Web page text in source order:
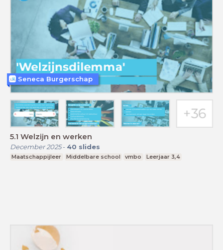
5.1 Welzijn en werken
December 2025- 40 slides
Maatschappijleer Middelbare school vmbo Leerjaar 3,4
Seneca Burgerschap